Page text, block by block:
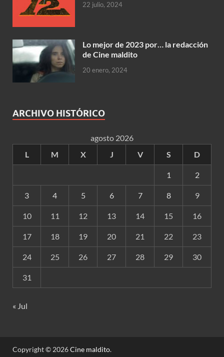
22 julio, 2024
Lo mejor de 2023 por… la redacción
de Cine maldito
20 enero, 2024
ARCHIVO HISTÓRICO
agosto 2026
L
M X J V S D
1 2
3 4 5 6 7 8 9
10 11 12 13 14 15 16
17 18 19 20 21 22 23
24 25 26 27 28 29 30
31
« Jul
Copyright © 2026Cine maldito.